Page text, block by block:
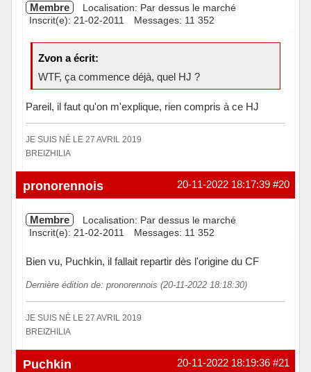
Membre
Localisation: Par dessus le marché
Inscrit(e): 21-02-2011
Messages: 11 352
Zvon a écrit:
WTF, ça commence déjà, quel HJ ?
Pareil, il faut qu'on m'explique, rien compris à ce HJ
JE SUIS NÉ LE 27 AVRIL 2019
BREIZHILIA
Hors ligne #20
20-11-2022 18:17:39
pronorennois
Membre
Localisation: Par dessus le marché
Inscrit(e): 21-02-2011
Messages: 11 352
Bien vu, Puchkin, il fallait repartir dès l'origine du CF
Dernière édition de: pronorennois (20-11-2022 18:18:30)
JE SUIS NÉ LE 27 AVRIL 2019
BREIZHILIA
Hors ligne #21
20-11-2022 18:19:36
Puchkin